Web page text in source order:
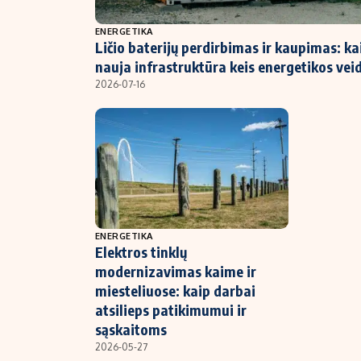
NT ir statybos
ENERGETIKA
Ličio baterijų perdirbimas ir kaupimas:
nauja infrastruktūra keis energetikos
2026-07-16
ENERGETIKA
Elektros tinklų
modernizavimas kaime ir
miesteliuose: kaip darbai
atsilieps patikimumui ir
sąskaitoms
2026-05-27